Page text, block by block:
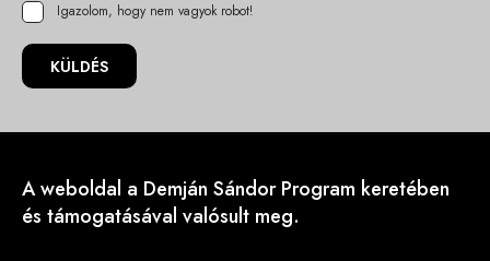
Igazolom, hogy nem vagyok robot!
KÜLDÉS
A weboldal a Demján Sándor Program keretében
és támogatásával valósult meg.